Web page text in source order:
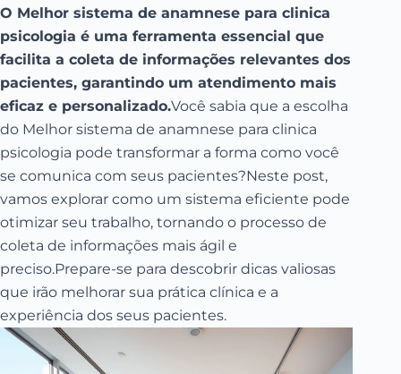
O Melhor sistema de anamnese para clinica
psicologia é uma ferramenta essencial que
facilita a coleta de informações relevantes dos
pacientes, garantindo um atendimento mais
eficaz e personalizado.Você sabia que a escolha
do Melhor sistema de anamnese para clinica
psicologia pode transformar a forma como você
se comunica com seus pacientes?Neste post,
vamos explorar como um sistema eficiente pode
otimizar seu trabalho, tornando o processo de
coleta de informações mais ágil e
preciso.Prepare-se para descobrir dicas valiosas
que irão melhorar sua prática clínica e a
experiência dos seus pacientes.